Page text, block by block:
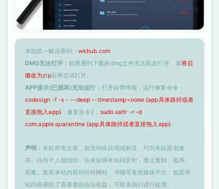
本站统一解压密码： wkhub.com
DMG无法打开： 如果遇到下载的dmg文件无法双击打开，请将后
缀改为zip后再尝试打开。
APP提示(已损坏)无法运行： 打开自带终端，运行修复命令：
codesign -f -s - --deep --timestamp=none {app具体路径或者
直接拖入app}；修复命令2： sudo xattr -r -d
com.apple.quarantine {app具体路径或者直接拖入app}
声明：本站所有文章，如无特殊说明或标注，均为本站原创发
布。任何个人或组织，在未征得本站同意时，禁止复制、盗用、
采集、发布本站内容到任何网站、书籍等各类媒体平台。如若本
站内容侵犯了原著者的合法权益，可联系我们进行处理。